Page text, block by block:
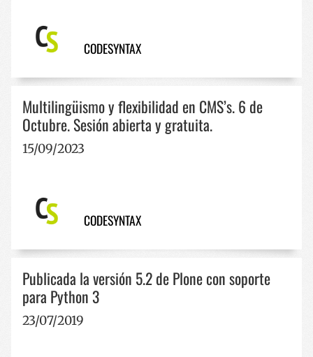
CODESYNTAX
Multilingüismo y flexibilidad en CMS’s. 6 de
Octubre. Sesión abierta y gratuita.
15/09/2023
CODESYNTAX
Publicada la versión 5.2 de Plone con soporte
para Python 3
23/07/2019